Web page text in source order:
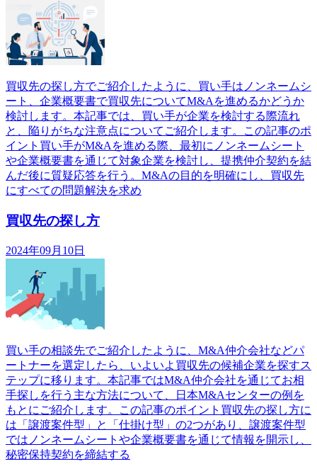
買収先の探し方でご紹介したように、買い手はノンネームシ
ート、企業概要書で買収先についてM&Aを進めるかどうか
検討します。本記事では、買い手が企業を検討する際流れ
と、陥りがちな注意点についてご紹介します。この記事のポ
イント買い手がM&Aを進める際、最初にノンネームシート
や企業概要書を通じて対象企業を検討し、提携仲介契約を結
んだ後に質疑応答を行う。M&Aの目的を明確にし、買収先
にすべての問題解決を求め
買収先の探し方
2024年09月10日
買い手の相談先でご紹介したように、M&A仲介会社などパ
ートナーを選定したら、いよいよ買収先の候補企業を探すス
テップに移ります。本記事ではM&A仲介会社を通じてお相
手探しを行う主な方法について、日本M&Aセンターの例を
もとにご紹介します。この記事のポイント買収先の探し方に
は「譲渡案件型」と「仕掛け型」の2つがあり、譲渡案件型
ではノンネームシートや企業概要書を通じて情報を開示し、
秘密保持契約を締結する